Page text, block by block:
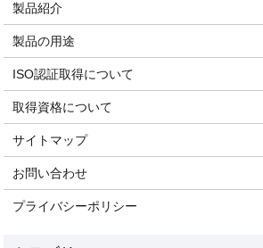
製品紹介
製品の用途
ISO認証取得について
取得資格について
サイトマップ
お問い合わせ
プライバシーポリシー